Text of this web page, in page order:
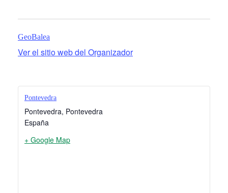
GeoBalea
Ver el sitio web del Organizador
Pontevedra
Pontevedra, Pontevedra
España
+ Google Map